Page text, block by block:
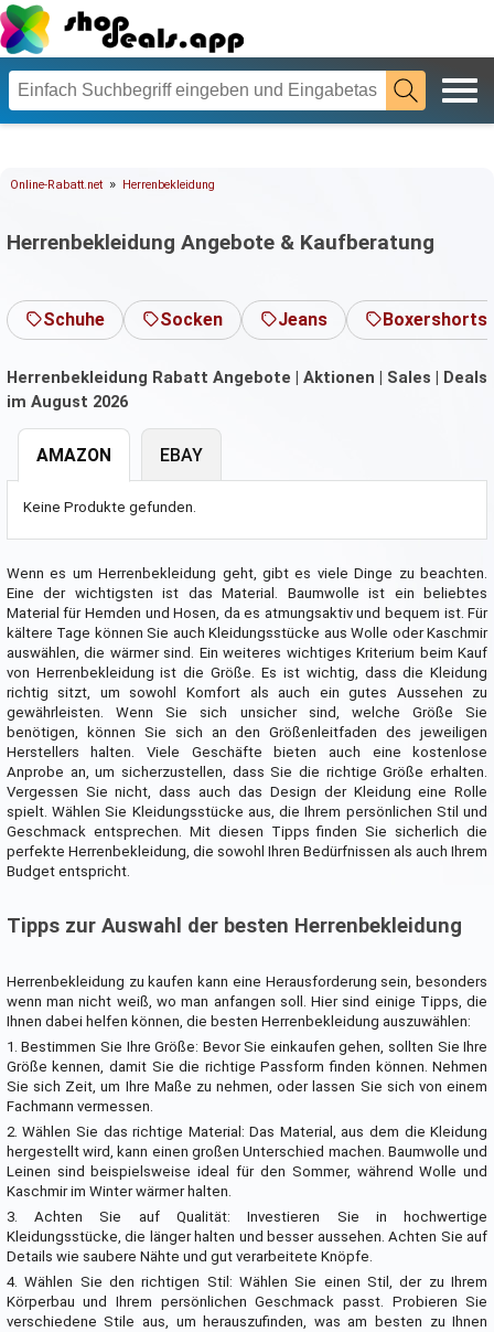
Online-Rabatt.net » Herrenbekleidung
Herrenbekleidung Angebote & Kaufberatung
Schuhe Socken Jeans Boxershorts
Herrenbekleidung Rabatt Angebote | Aktionen | Sales | Deals
im August 2026
AMAZON
Keine Produkte gefunden.
EBAY
Wenn es um Herrenbekleidung geht, gibt es viele Dinge zu beachten.
Eine der wichtigsten ist das Material. Baumwolle ist ein beliebtes
Material für Hemden und Hosen, da es atmungsaktiv und bequem ist. Für
kältere Tage können Sie auch Kleidungsstücke aus Wolle oder Kaschmir
auswählen, die wärmer sind. Ein weiteres wichtiges Kriterium beim Kauf
von Herrenbekleidung ist die Größe. Es ist wichtig, dass die Kleidung
richtig sitzt, um sowohl Komfort als auch ein gutes Aussehen zu
gewährleisten. Wenn Sie sich unsicher sind, welche Größe Sie
benötigen, können Sie sich an den Größenleitfaden des jeweiligen
Herstellers halten. Viele Geschäfte bieten auch eine kostenlose
Anprobe an, um sicherzustellen, dass Sie die richtige Größe erhalten.
Vergessen Sie nicht, dass auch das Design der Kleidung eine Rolle
spielt. Wählen Sie Kleidungsstücke aus, die Ihrem persönlichen Stil und
Geschmack entsprechen. Mit diesen Tipps finden Sie sicherlich die
perfekte Herrenbekleidung, die sowohl Ihren Bedürfnissen als auch Ihrem
Budget entspricht.
Tipps zur Auswahl der besten Herrenbekleidung
Herrenbekleidung zu kaufen kann eine Herausforderung sein, besonders
wenn man nicht weiß, wo man anfangen soll. Hier sind einige Tipps, die
Ihnen dabei helfen können, die besten Herrenbekleidung auszuwählen:
1. Bestimmen Sie Ihre Größe: Bevor Sie einkaufen gehen, sollten Sie Ihre
Größe kennen, damit Sie die richtige Passform finden können. Nehmen
Sie sich Zeit, um Ihre Maße zu nehmen, oder lassen Sie sich von einem
Fachmann vermessen.
2. Wählen Sie das richtige Material: Das Material, aus dem die Kleidung
hergestellt wird, kann einen großen Unterschied machen. Baumwolle und
Leinen sind beispielsweise ideal für den Sommer, während Wolle und
Kaschmir im Winter wärmer halten.
3. Achten Sie auf Qualität: Investieren Sie in hochwertige
Kleidungsstücke, die länger halten und besser aussehen. Achten Sie auf
Details wie saubere Nähte und gut verarbeitete Knöpfe.
4. Wählen Sie den richtigen Stil: Wählen Sie einen Stil, der zu Ihrem
Körperbau und Ihrem persönlichen Geschmack passt. Probieren Sie
verschiedene Stile aus, um herauszufinden, was am besten zu Ihnen